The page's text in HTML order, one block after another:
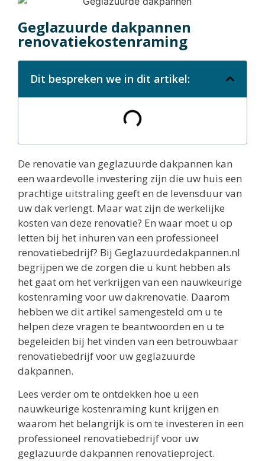
Geglazuurde dakpannen
renovatiekostenraming
Dit bespreken we in dit artikel:
De renovatie van geglazuurde dakpannen kan
een waardevolle investering zijn die uw huis een
prachtige uitstraling geeft en de levensduur van
uw dak verlengt. Maar wat zijn de werkelijke
kosten van deze renovatie? En waar moet u op
letten bij het inhuren van een professioneel
renovatiebedrijf? Bij Geglazuurdedakpannen.nl
begrijpen we de zorgen die u kunt hebben als
het gaat om het verkrijgen van een nauwkeurige
kostenraming voor uw dakrenovatie. Daarom
hebben we dit artikel samengesteld om u te
helpen deze vragen te beantwoorden en u te
begeleiden bij het vinden van een betrouwbaar
renovatiebedrijf voor uw geglazuurde
dakpannen.
Lees verder om te ontdekken hoe u een
nauwkeurige kostenraming kunt krijgen en
waarom het belangrijk is om te investeren in een
professioneel renovatiebedrijf voor uw
geglazuurde dakpannen renovatieproject.